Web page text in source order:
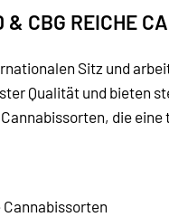
CBG REICHE
Sitz und
Qualität und bieten
die
Cannabissorten